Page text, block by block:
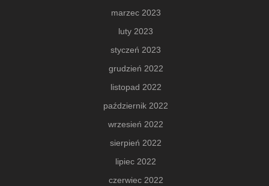
marzec 2023
luty 2023
styczeń 2023
grudzień 2022
listopad 2022
październik 2022
wrzesień 2022
sierpień 2022
lipiec 2022
czerwiec 2022